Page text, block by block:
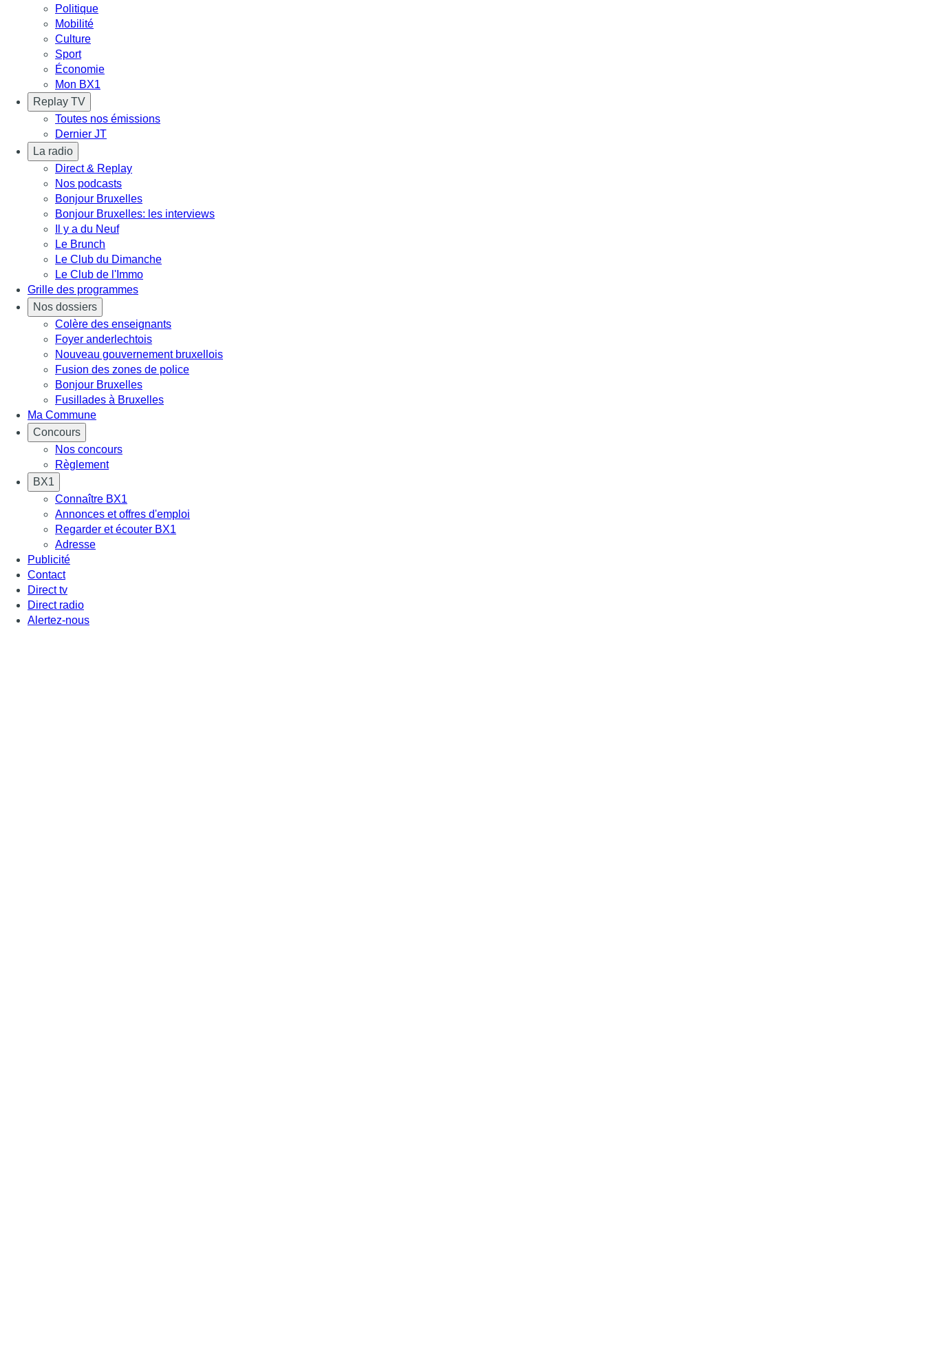
Politique
Mobilité
Culture
Sport
Économie
Mon BX1
Replay TV
Toutes nos émissions
Dernier JT
La radio
Direct & Replay
Nos podcasts
Bonjour Bruxelles
Bonjour Bruxelles: les interviews
Il y a du Neuf
Le Brunch
Le Club du Dimanche
Le Club de l'Immo
Grille des programmes
Nos dossiers
Colère des enseignants
Foyer anderlechtois
Nouveau gouvernement bruxellois
Fusion des zones de police
Bonjour Bruxelles
Fusillades à Bruxelles
Ma Commune
Concours
Nos concours
Règlement
BX1
Connaître BX1
Annonces et offres d'emploi
Regarder et écouter BX1
Adresse
Publicité
Contact
Direct tv
Direct radio
Alertez-nous